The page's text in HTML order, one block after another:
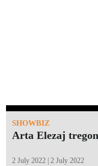
SHOWBIZ
Arta Elezaj
2 July 2022 | 2 July 2022